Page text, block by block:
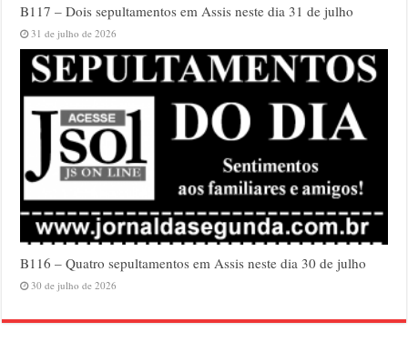
B117 – Dois sepultamentos em Assis neste dia 31 de julho
31 de julho de 2026
B116 – Quatro sepultamentos em Assis neste dia 30 de julho
30 de julho de 2026